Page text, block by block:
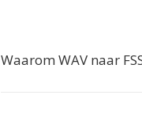
Waarom WAV naar